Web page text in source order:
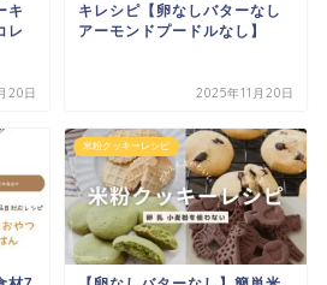
キ
レ
20日
キレシピ【卵なしバターなし
アーモンドプードルなし】
2025年11月20日
米粉クッキーレシピ